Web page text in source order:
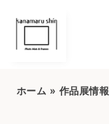
ホーム » 作品展情報